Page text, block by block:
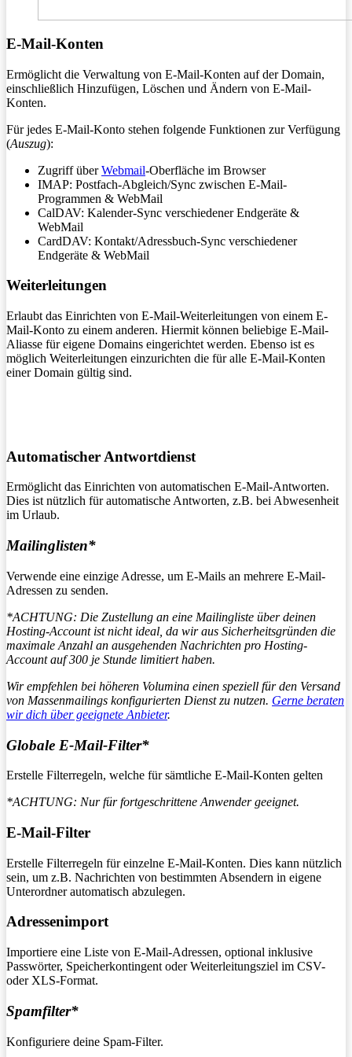
E-Mail-Konten
Ermöglicht die Verwaltung von E-Mail-Konten auf der Domain,
einschließlich Hinzufügen, Löschen und Ändern von E-Mail-
Konten.
Für jedes E-Mail-Konto stehen folgende Funktionen zur Verfügung
(Auszug):
Zugriff überWebmail-Oberfläche im Browser
IMAP: Postfach-Abgleich/Sync zwischen E-Mail-
Programmen & WebMail
CalDAV: Kalender-Sync verschiedener Endgeräte &
WebMail
CardDAV: Kontakt/Adressbuch-Sync verschiedener
Endgeräte & WebMail
Weiterleitungen
Erlaubt das Einrichten von E-Mail-Weiterleitungen von einem E-
Mail-Konto zu einem anderen. Hiermit können beliebige E-Mail-
Aliasse für eigene Domains eingerichtet werden. Ebenso ist es
möglich Weiterleitungen einzurichten die für alle E-Mail-Konten
einer Domain gültig sind.
Automatischer Antwortdienst
Ermöglicht das Einrichten von automatischen E-Mail-Antworten.
Dies ist nützlich für automatische Antworten, z.B. bei Abwesenheit
im Urlaub.
Mailinglisten*
Verwende eine einzige Adresse, um E-Mails an mehrere E-Mail-
Adressen zu senden.
*ACHTUNG: Die Zustellung an eine Mailingliste über deinen
Hosting-Account ist nicht ideal, da wir aus Sicherheitsgründen die
maximale Anzahl an ausgehenden Nachrichten pro Hosting-
Account auf 300 je Stunde limitiert haben.
Wir empfehlen bei höheren Volumina einen speziell für den Versand
von Massenmailings konfigurierten Dienst zu nutzen. Gerne beraten
wir dich über geeignete Anbieter.
Globale E-Mail-Filter*
Erstelle Filterregeln, welche für sämtliche E-Mail-Konten gelten
*ACHTUNG: Nur für fortgeschrittene Anwender geeignet.
E-Mail-Filter
Erstelle Filterregeln für einzelne E-Mail-Konten. Dies kann nützlich
sein, um z.B. Nachrichten von bestimmten Absendern in eigene
Unterordner automatisch abzulegen.
Adressenimport
Importiere eine Liste von E-Mail-Adressen, optional inklusive
Passwörter, Speicherkontingent oder Weiterleitungsziel im CSV-
oder XLS-Format.
Spamfilter*
Konfiguriere deine Spam-Filter.